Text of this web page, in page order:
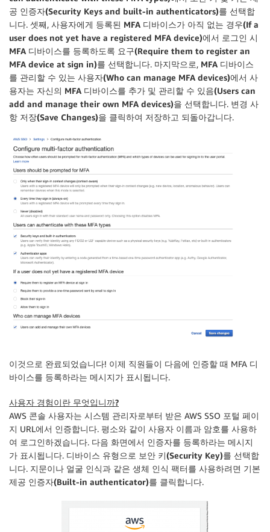
공 인증자(Security Keys and built-in authenticators)를 선택합
니다. 셋째, 사용자에게 등록된 MFA 디바이스가 아직 없는 경우(If a
user does not yet have a registered MFA device)에서 로그인 시
MFA 디바이스를 등록하도록 요구(Require them to register an
MFA device at sign in)를 선택합니다. 마지막으로, MFA 디바이스
를 관리할 수 있는 사용자(Who can manage MFA devices)에서 사
용자는 자신의 MFA 디바이스를 추가 및 관리할 수 있음(Users can
add and manage their own MFA devices)을 선택합니다. 변경 사
항 저장(Save Changes)을 클릭하여 저장하고 되돌아갑니다.
이것으로 완료되었습니다! 이제 직원들이 다음에 인증할 때 MFA 디
바이스를 등록하라는 메시지가 표시됩니다.
사용자 경험이란 무엇입니까?
AWS 콘솔 사용자는 시스템 관리자로부터 받은 AWS SSO 포털 페이
지 URL에서 인증합니다. 평소와 같이 사용자 이름과 암호를 사용하
여 로그인하겠습니다. 다음 화면에서 인증자를 등록하라는 메시지
가 표시됩니다. 디바이스 유형으로 보안 키(Security Key)를 선택합
니다. 지문이나 얼굴 인식과 같은 생체 인식 팩터를 사용하려면 기본
제공 인증자(Built-in authenticator)를 클릭합니다.